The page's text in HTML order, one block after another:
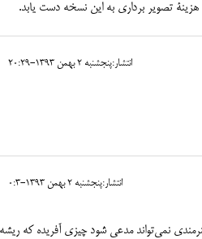
هزینۀ تصویر برداری به این نسخه دست یابد.
انتشار:پنجشنبه 2 بهمن 1393-20:29
انتشار:پنجشنبه 2 بهمن 1393-0:3
نمی‌تواند مدعی شود چیزی آفریده که